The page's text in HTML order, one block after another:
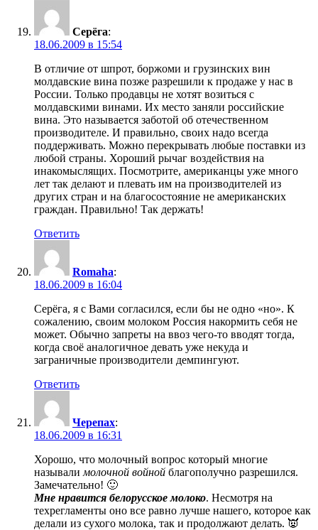
Серёга:
18.06.2009 в 15:54
В отличие от шпрот, боржоми и грузинских вин
молдавские вина позже разрешили к продаже у нас в
России. Только продавцы не хотят возиться с
молдавскими винами. Их место заняли российские
вина. Это называется заботой об отечественном
производителе. И правильно, своих надо всегда
поддерживать. Можно перекрывать любые поставки из
любой страны. Хороший рычаг воздействия на
инакомыслящих. Посмотрите, американцы уже много
лет так делают и плевать им на производителей из
других стран и на благосостояние не американских
граждан. Правильно! Так держать!
Ответить
Romaha:
18.06.2009 в 16:04
Серёга, я с Вами согласился, если бы не одно «но». К
сожалению, своим молоком Россия накормить себя не
может. Обычно запреты на ввоз чего-то вводят тогда,
когда своё аналогичное девать уже некуда и
заграничные производители демпингуют.
Ответить
Черепах:
18.06.2009 в 16:31
Хорошо, что молочный вопрос который многие
называли молочной войной благополучно разрешился.
Замечательно! 🙂
Мне нравится белорусское молоко. Несмотря на
техрегламенты оно все равно лучше нашего, которое как
делали из сухого молока, так и продолжают делать. 👿